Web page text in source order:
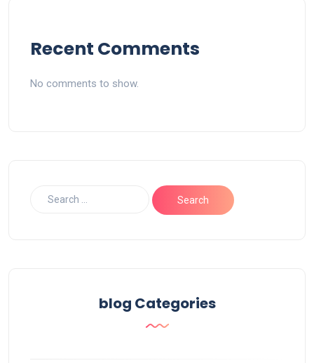
Recent Comments
No comments to show.
blog Categories